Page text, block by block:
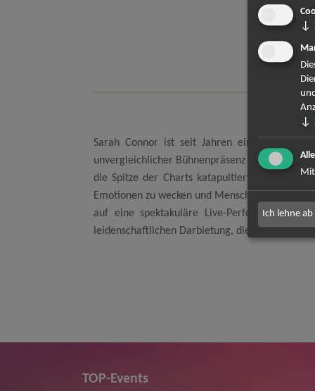
Sarah Connor ist seit Jahren eine der
unvergleichlicher Bühnenpräsenz begeistert
die Spitze der Charts katapultiert, sondern
Emotionen zu wecken und Menschen zu
auf eine spektakuläre Live-Performance!
leidenschaftlichen Darbietung, die Sie nicht
TOP-Events
↓
↓
Ich lehne ab